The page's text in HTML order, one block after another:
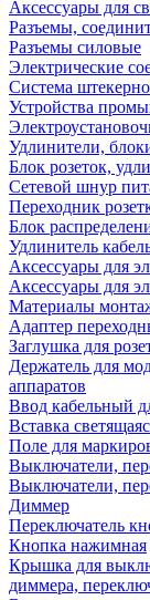
Аксессуары для
Разъемы,
Разъемы силовые
Электрические
Система
Устройства
Удлинители,
Блок розеток,
Сетевой шнур
Переходник
Блок
Удлинитель
Аксессуары для
Аксессуары для
Материалы
Адаптер
Заглушка для
Держатель для
аппаратов
Ввод кабельный
Вставка
Поле для
Выключатели,
Выключатели,
Диммер
Переключатель
Кнопка нажимная
Крышка для
диммера,